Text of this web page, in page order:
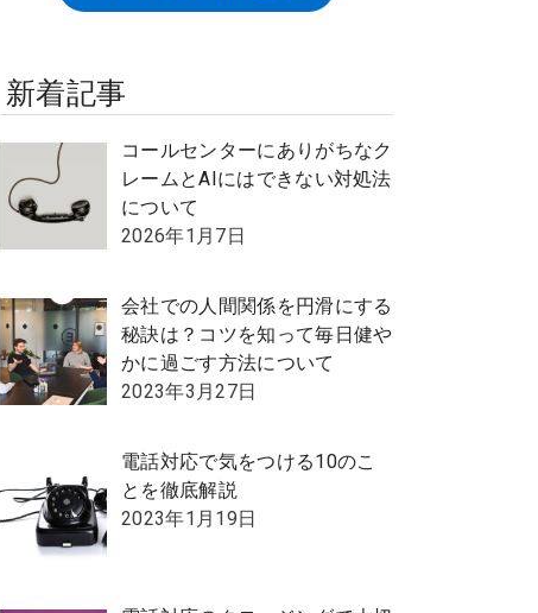
新着記事
コールセンターにありがちなク
レームとAIにはできない対処法
について
2026年1月7日
会社での人間関係を円滑にする
秘訣は？コツを知って毎日健や
かに過ごす方法について
2023年3月27日
電話対応で気をつける10のこ
とを徹底解説
2023年1月19日